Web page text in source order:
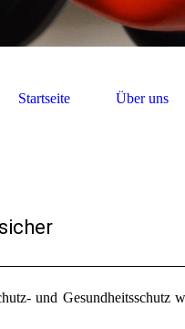
Startseite Über uns
und Gesundheitsschutz